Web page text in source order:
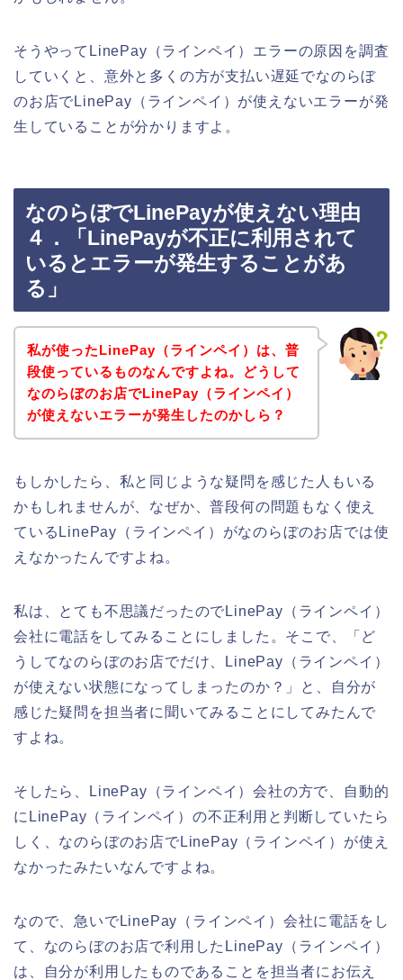
そうやってLinePay（ラインペイ）エラーの原因を調査
していくと、意外と多くの方が支払い遅延でなのらぼ
のお店でLinePay（ラインペイ）が使えないエラーが発
生していることが分かりますよ。
なのらぼでLinePayが使えない理由
４．「LinePayが不正に利用されて
いるとエラーが発生することがあ
る」
私が使ったLinePay（ラインペイ）は、普
段使っているものなんですよね。どうして
なのらぼのお店でLinePay（ラインペイ）
が使えないエラーが発生したのかしら？
もしかしたら、私と同じような疑問を感じた人もいる
かもしれませんが、なぜか、普段何の問題もなく使え
ているLinePay（ラインペイ）がなのらぼのお店では使
えなかったんですよね。
私は、とても不思議だったのでLinePay（ラインペイ）
会社に電話をしてみることにしました。そこで、「ど
うしてなのらぼのお店でだけ、LinePay（ラインペイ）
が使えない状態になってしまったのか？」と、自分が
感じた疑問を担当者に聞いてみることにしてみたんで
すよね。
そしたら、LinePay（ラインペイ）会社の方で、自動的
にLinePay（ラインペイ）の不正利用と判断していたら
しく、なのらぼのお店でLinePay（ラインペイ）が使え
なかったみたいなんですよね。
なので、急いでLinePay（ラインペイ）会社に電話をし
て、なのらぼのお店で利用したLinePay（ラインペイ）
は、自分が利用したものであることを担当者にお伝え